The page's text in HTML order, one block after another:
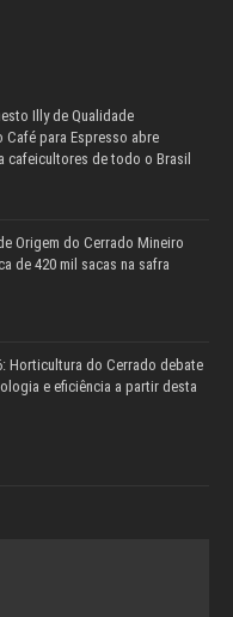
Illy de Qualidade
Café para Espresso abre
cafeicultores de todo o Brasil
Origem do Cerrado Mineiro
de 420 mil sacas na safra
Horticultura do Cerrado debate
e eficiência a partir desta